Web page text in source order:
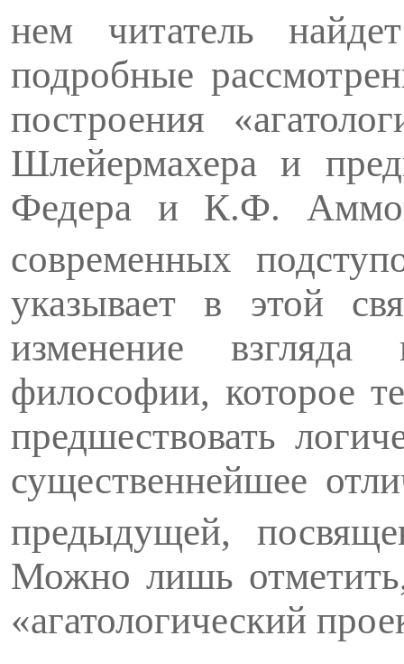
нем читатель
подробные
построения
Шлейермахера и
Федера и К.Ф.
современных
указывает в этой
изменение
философии, которое
предшествовать
существен­нейшее
предыдущей,
Можно лишь
«агато­логический